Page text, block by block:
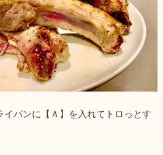
イパンに【Ａ】を入れてトロっとす